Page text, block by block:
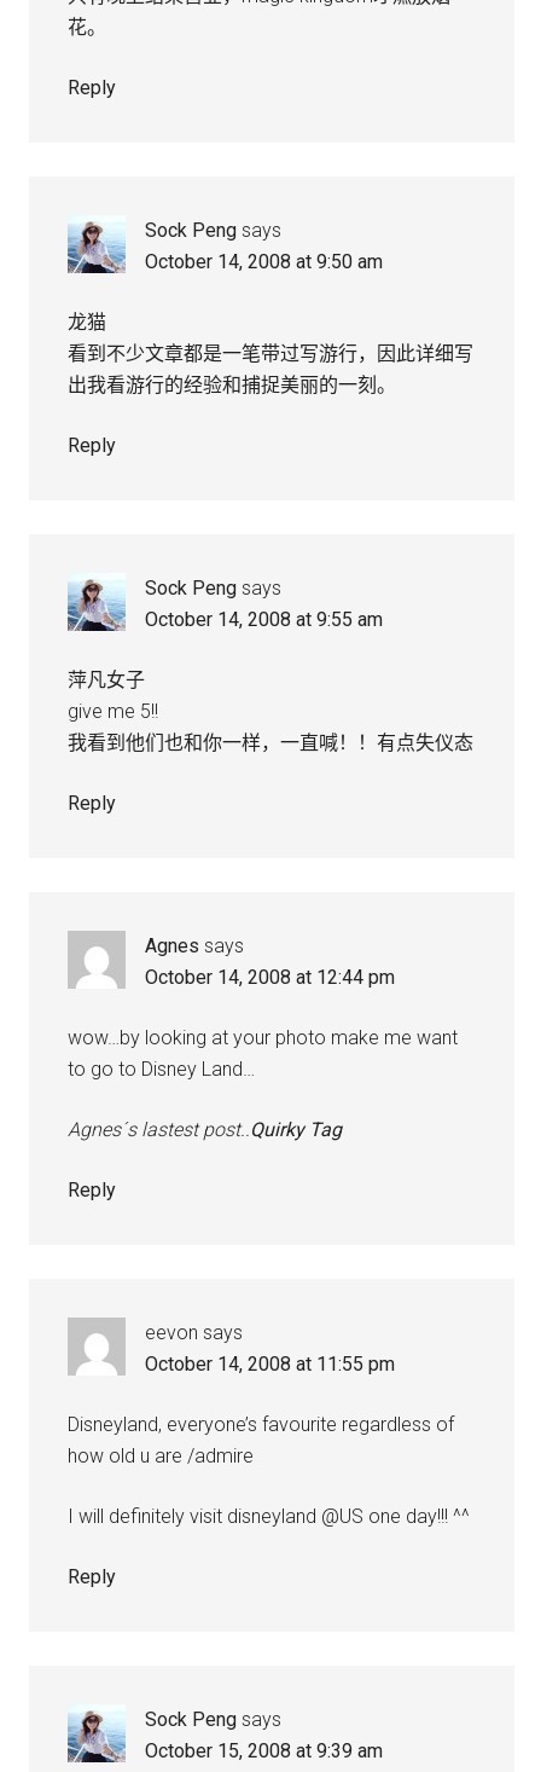
花。
Reply
Sock Peng says
October 14, 2008 at 9:50 am
龙猫
看到不少文章都是一笔带过写游行，因此详细写
出我看游行的经验和捕捉美丽的一刻。
Reply
Sock Peng says
October 14, 2008 at 9:55 am
萍凡女子
give me 5!!
我看到他们也和你一样，一直喊！！有点失仪态
Reply
Agnes says
October 14, 2008 at 12:44 pm
wow…by looking at your photo make me want
to go to Disney Land…
Agnes´s lastest post..Quirky Tag
Reply
eevon says
October 14, 2008 at 11:55 pm
Disneyland, everyone’s favourite regardless of
how old u are /admire
I will definitely visit disneyland @US one day!!! ^^
Reply
Sock Peng says
October 15, 2008 at 9:39 am